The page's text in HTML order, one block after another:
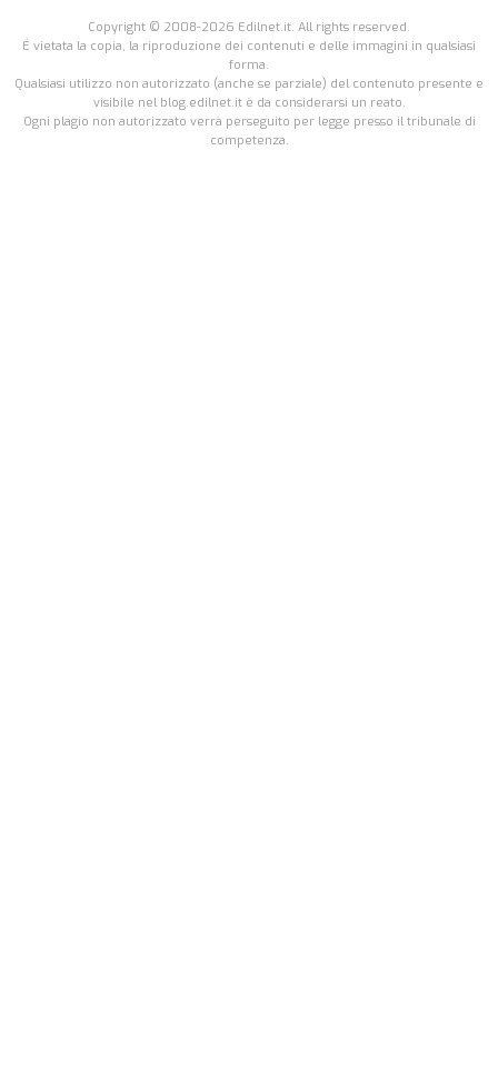
Copyright © 2008-2026 Edilnet.it. All rights reserved.
É vietata la copia, la riproduzione dei contenuti e delle immagini in qualsiasi
forma.
Qualsiasi utilizzo non autorizzato (anche se parziale) del contenuto presente e
visibile nel blog.edilnet.it è da considerarsi un reato.
Ogni plagio non autorizzato verrà perseguito per legge presso il tribunale di
competenza.